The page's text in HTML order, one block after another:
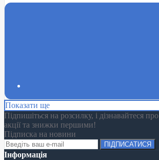
Показати ще
Підпишіться на розсилку, і дізнавайтеся про
акції та знижки першими!
Підписка на новини
ПІДПИСАТИСЯ
Інформація